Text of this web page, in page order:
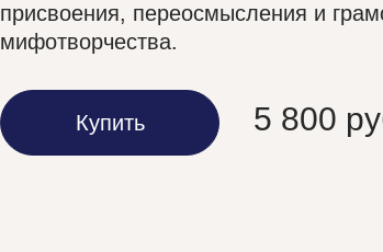
присвоения, переосмысления и
мифотворчества.
5 800
Купить